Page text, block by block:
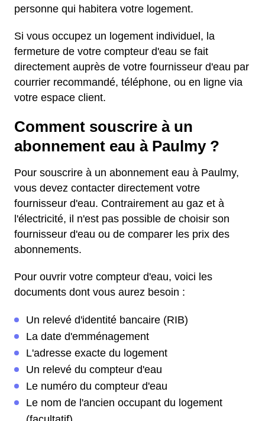
personne qui habitera votre logement.
Si vous occupez un logement individuel, la
fermeture de votre compteur d'eau se fait
directement auprès de votre fournisseur d'eau par
courrier recommandé, téléphone, ou en ligne via
votre espace client.
Comment souscrire à un
abonnement eau à Paulmy ?
Pour souscrire à un abonnement eau à Paulmy,
vous devez contacter directement votre
fournisseur d'eau. Contrairement au gaz et à
l'électricité, il n'est pas possible de choisir son
fournisseur d'eau ou de comparer les prix des
abonnements.
Pour ouvrir votre compteur d'eau, voici les
documents dont vous aurez besoin :
Un relevé d'identité bancaire (RIB)
La date d'emménagement
L'adresse exacte du logement
Un relevé du compteur d'eau
Le numéro du compteur d'eau
Le nom de l'ancien occupant du logement